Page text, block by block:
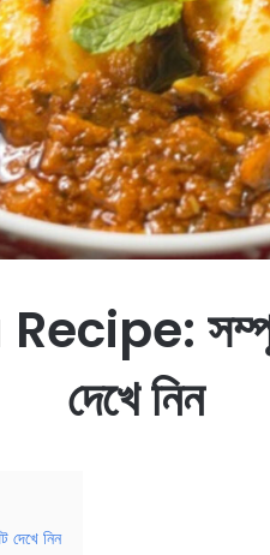
সম্পূর্ণ
দেখে নিন
দেখে নিন